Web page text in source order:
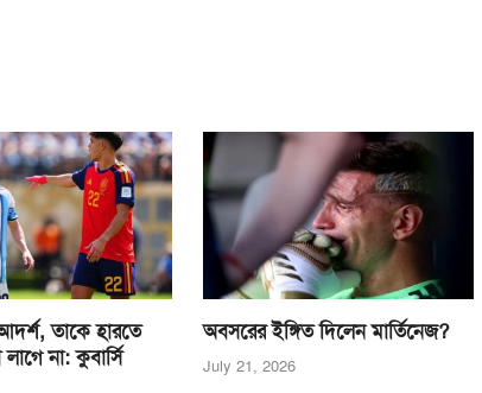
তাকে হারতে
না: কুবার্সি
অবসরের ইঙ্গিত দিলেন মার্তিনেজ?
July 21, 2026